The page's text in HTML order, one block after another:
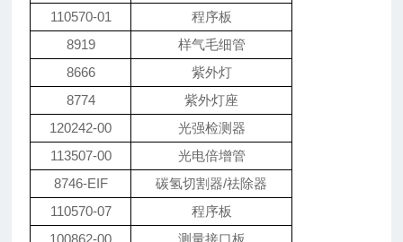
110570-01
程序板
8919
样气毛细管
8666
紫外灯
8774
紫外灯座
120242-00
光强检测器
113507-00
光电倍增管
8746-EIF
碳氢切割器/祛除器
110570-07
程序板